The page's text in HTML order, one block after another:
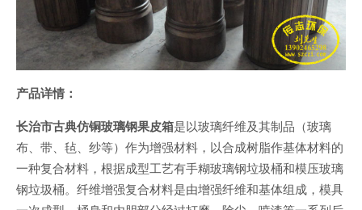
产品详情：
长治市古典仿铜玻璃钢果皮箱是以玻璃纤维及其制品（玻璃
布、带、毡、纱等）作为增强材料，以合成树脂作基体材料的
一种复合材料，根据成型工艺有手糊玻璃钢垃圾桶和模压玻璃
钢垃圾桶。纤维增强复合材料是由增强纤维和基体组成，模具